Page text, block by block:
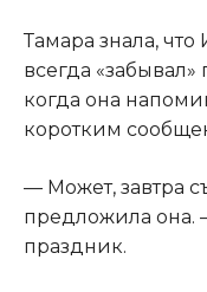
Тамара знала, что
всегда
когда она
коротким
— Может, завтра
предложила она.
праздник.